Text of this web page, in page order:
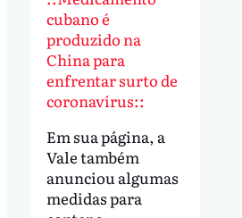
cubano é
produzido na
China para
enfrentar surto de
coronavírus::
Em sua página, a
Vale também
anunciou algumas
medidas para